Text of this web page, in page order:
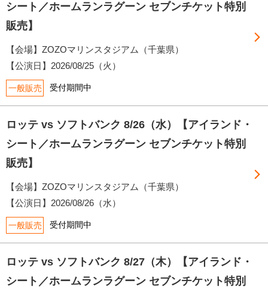
シート／ホームランラグーン セブンチケット特別
販売】
【会場】ZOZOマリンスタジアム（千葉県）
【公演日】 2026/08/25（火）
一般販売 受付期間中
ロッテ vs ソフトバンク 8/26（水）【アイランド・
シート／ホームランラグーン セブンチケット特別
販売】
【会場】ZOZOマリンスタジアム（千葉県）
【公演日】 2026/08/26（水）
一般販売 受付期間中
ロッテ vs ソフトバンク 8/27（木）【アイランド・
シート／ホームランラグーン セブンチケット特別